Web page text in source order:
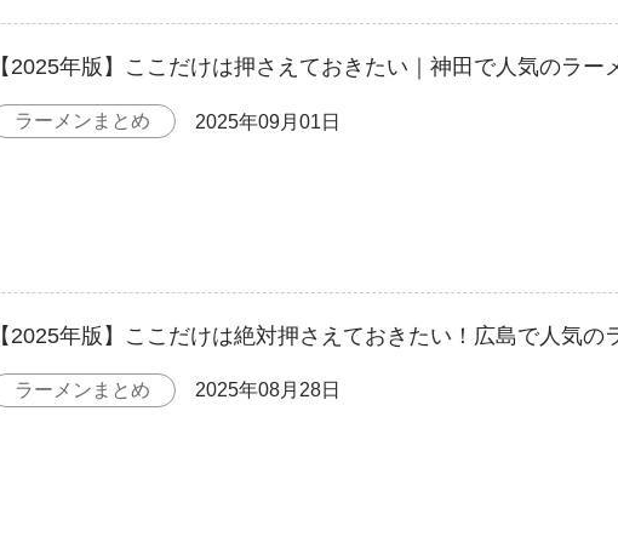
【2025年版】ここだけは押さえておきたい｜神田で人気のラー
ラーメンまとめ 2025年09月01日
【2025年版】ここだけは絶対押さえておきたい！広島で人気の
ラーメンまとめ 2025年08月28日